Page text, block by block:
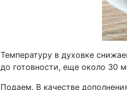
Температуру в духовке
до готовности, еще около 30
Подаем. В качестве